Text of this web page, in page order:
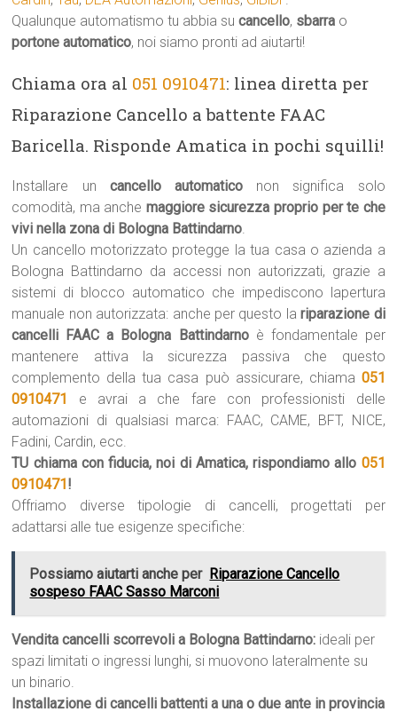
Qualunque automatismo tu abbia sucancello, sbarra o
portone automatico, noi siamo pronti ad aiutarti!
Chiama ora al 051 0910471: linea diretta per
Riparazione Cancello a battente FAAC
Baricella. Risponde Amatica in pochi squilli!
Installare un cancello automatico non significa solo
comodità, ma anche maggiore sicurezza proprio per te che
vivi nella zona di Bologna Battindarno.
Un cancello motorizzato protegge la tua casa o azienda a
Bologna Battindarno da accessi non autorizzati, grazie a
sistemi di blocco automatico che impediscono lapertura
manuale non autorizzata: anche per questo lariparazione di
cancelli FAAC a Bologna Battindarnoè fondamentale per
mantenere attiva la sicurezza passiva che questo
complemento della tua casa può assicurare, chiama 051
0910471
e avrai a che fare con professionisti delle
automazioni di qualsiasi marca: FAAC, CAME, BFT, NICE,
Fadini, Cardin, ecc.
TU chiama con fiducia, noi di Amatica, rispondiamo allo 051
0910471!
Offriamo diverse tipologie di cancelli, progettati per
adattarsi alle tue esigenze specifiche:
Possiamo aiutarti anche per Riparazione Cancello
sospeso FAAC Sasso Marconi
Vendita cancelli scorrevoli a Bologna Battindarno: ideali per
spazi limitati o ingressi lunghi, si muovono lateralmente su
un binario.
Installazione di cancelli battenti a una o due ante in provincia